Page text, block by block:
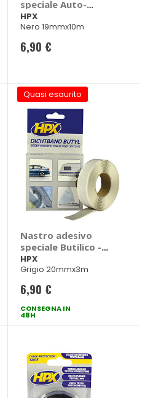
speciale Auto-
vulcanizzante - HPX
HPX
Nero 19mmx10m
6,90 €
Quasi esaurito
Nastro adesivo
speciale Butilico -
HPX
HPX
Grigio 20mmx3m
6,90 €
CONSEGNA IN
48H